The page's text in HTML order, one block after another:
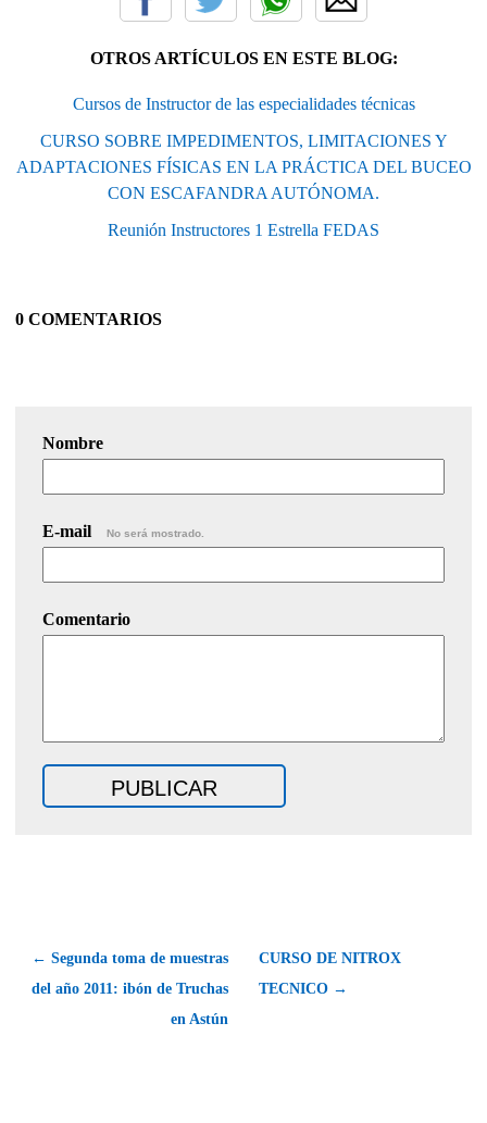
OTROS ARTÍCULOS EN ESTE BLOG:
Cursos de Instructor de las especialidades técnicas
CURSO SOBRE IMPEDIMENTOS, LIMITACIONES Y
ADAPTACIONES FÍSICAS EN LA PRÁCTICA DEL BUCEO
CON ESCAFANDRA AUTÓNOMA.
Reunión Instructores 1 Estrella FEDAS
0 COMENTARIOS
Nombre
E-mail No será mostrado.
Comentario
← Segunda toma de muestras
del año 2011: ibón de Truchas
en Astún
CURSO DE NITROX
TECNICO →